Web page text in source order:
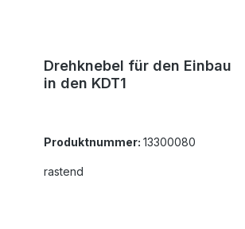
Drehknebel für den Einbau
in den KDT1
Produktnummer: 13300080
rastend